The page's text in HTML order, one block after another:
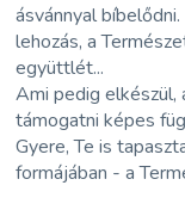
ásvánnyal
lehozás, a
együttlét...
Ami pedig elkészül,
támogatni képes
Gyere, Te is
formájában - a